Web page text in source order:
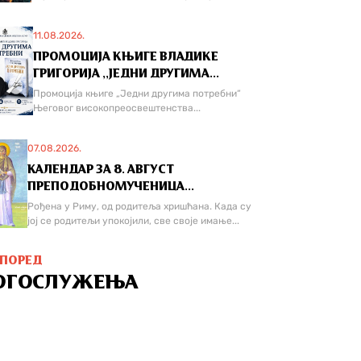
11.08.2026.
ПРОМОЦИЈА КЊИГЕ ВЛАДИКЕ
ГРИГОРИЈА ,,ЈЕДНИ ДРУГИМА...
Промоција књиге „Једни другима потребни“
Његовог високопреосвештенства...
07.08.2026.
КАЛЕНДАР ЗА 8. АВГУСТ
ПРЕПОДОБНОМУЧЕНИЦА...
Рођена у Риму, од родитеља хришћана. Када су
јој се родитељи упокојили, све своје имање...